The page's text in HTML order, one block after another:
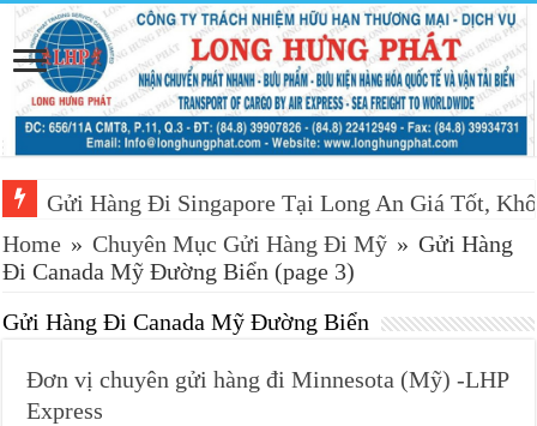
Gửi Hàng Đi Singapore Tại Long An Giá Tốt,
Home » Chuyên Mục Gửi Hàng Đi Mỹ » Gửi Hàng
Đi Canada Mỹ Đường Biển (page 3)
Gửi Hàng Đi Canada Mỹ Đường Biển
Đơn vị chuyên gửi hàng đi Minnesota (Mỹ) -LHP
Express